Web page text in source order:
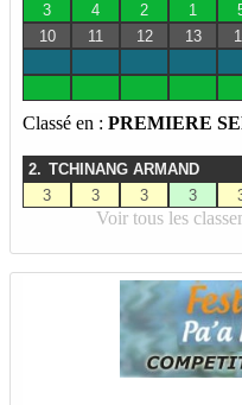
3
4 2 1
10
11 12 13
Classé en : PREMIERE
2. TCHINANG ARMAND
3
3 3 3
Voir tous les